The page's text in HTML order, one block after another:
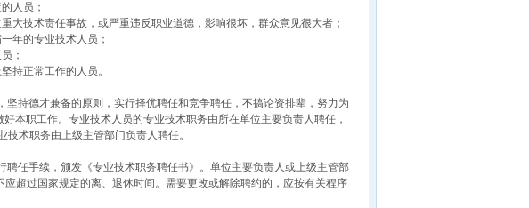
人员；
技术责任事故，或严重违反职业道德，影响很坏，群众意见很大者；
年的专业技术人员；
；
持正常工作的人员。
持德才兼备的原则，实行择优聘任和竞争聘任，不搞论资排辈，努力为
本职工作。专业技术人员的专业技术职务由所在单位主要负责人聘任，
术职务由上级主管部门负责人聘任。
任手续，颁发《专业技术职务聘任书》。单位主要负责人或上级主管部
超过国家规定的离、退休时间。需要更改或解除聘约的，应按有关程序